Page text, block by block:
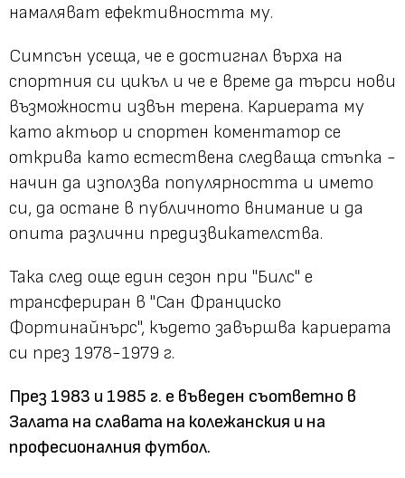
намаляват ефективността му.
Симпсън усеща, че е достигнал върха на
спортния си цикъл и че е време да търси нови
възможности извън терена. Кариерата му
като актьор и спортен коментатор се
открива като естествена следваща стъпка -
начин да използва популярността и името
си, да остане в публичното внимание и да
опита различни предизвикателства.
Така след още един сезон при "Билс" е
трансфериран в "Сан Франциско
Фортинайнърс", където завършва кариерата
си през 1978-1979 г.
През 1983 и 1985 г. е въведен съответно в
Залата на славата на колежанския и на
професионалния футбол.